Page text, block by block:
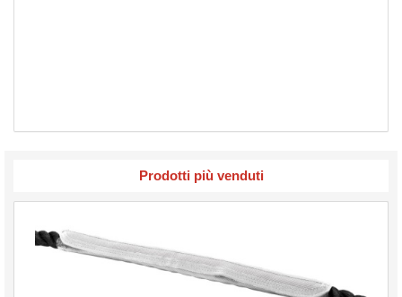
Prodotti più venduti